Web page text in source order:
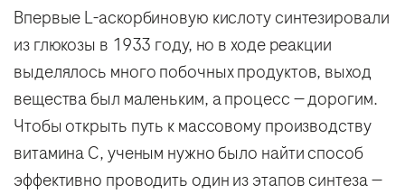
Впервые L-аскорбиновую кислоту синтезировали
из глюкозы в 1933 году, но в ходе реакции
выделялось много побочных продуктов, выход
вещества был маленьким, а процесс — дорогим.
Чтобы открыть путь к массовому производству
витамина C, ученым нужно было найти способ
эффективно проводить один из этапов синтеза —